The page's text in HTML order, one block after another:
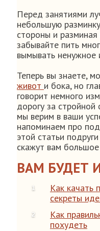
Перед занятиями
небольшую
стороны и
забывайте пить
вымывать ненужное
Теперь вы знаете,
живот и бока, но
говорит немного
дорогу за
мы верим в ваши
напоминаем про
этой статьи
скажут вам
ВАМ БУДЕТ
Как качать
секреты
Как
похудеть